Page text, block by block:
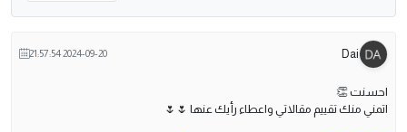
Dai
2024-09-20 21:57:54
احسنت 👏
اتمني منك تقييم مقالاتي واعطاء رأيك عنها 🌷🌷